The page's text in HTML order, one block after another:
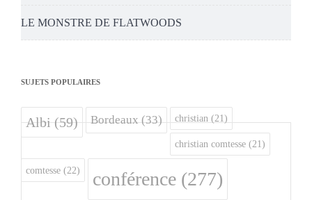
LE MONSTRE DE FLATWOODS
SUJETS POPULAIRES
Albi(59) Bordeaux(33) christian (21)
christian comtesse (21)
comtesse (22) conférence (277)